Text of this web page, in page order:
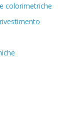
colorimetriche